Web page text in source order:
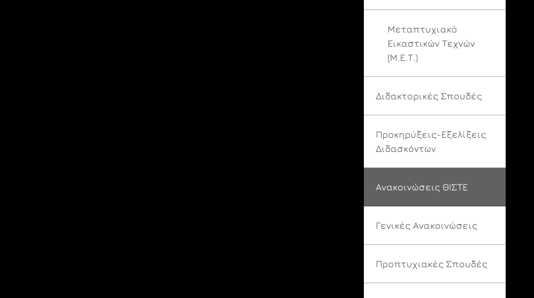
Μεταπτυχιακό
Εικαστικών Τεχνών
(Μ.Ε.Τ.)
Διδακτορικές Σπουδές
Προκηρύξεις-Εξελίξεις
Διδασκόντων
Ανακοινώσεις ΘΙΣΤΕ
Γενικές Ανακοινώσεις
Προπτυχιακές Σπουδές